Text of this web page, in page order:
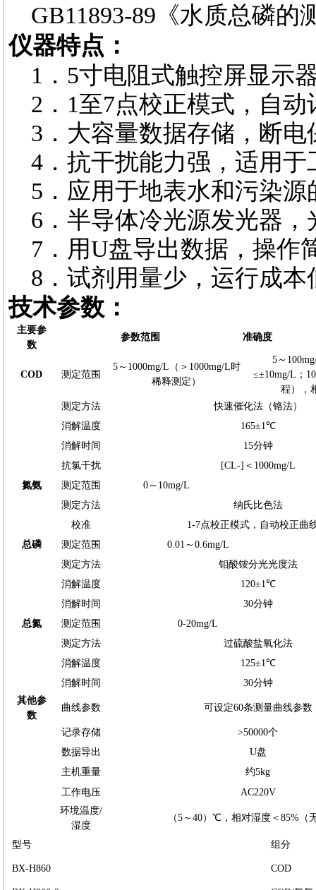
GB11893-89《水质总磷
仪器特点：
1．5寸电阻式触控屏显示
2．1至7点校正模式，自
3．大容量数据存储，断
4．抗干扰能力强，适用于
5．应用于地表水和污染源
6．半导体冷光源发光器
7．用U盘导出数据，操作
8．试剂用量少，运行成
技术参数：
主要参
数
参数范围 准确度
COD 测定范围
5～1000mg/L（＞1000mg/L时
稀释测定）
5～
≤±10mg/L；
程），
测定方法
快速催化法（铬法）
消解温度
165±1℃
消解时间
15分钟
抗氯干扰
[CL-]＜1000mg/L
氮氨
测定范围
0～10mg/L
测定方法
纳氏比色法
校准
1-7点校正模式，自动校正曲
总磷
测定范围
0.01～0.6mg/L
测定方法
钼酸铵分光光度法
消解温度
120±1℃
消解时间
30分钟
总氮
测定范围
0-20mg/L
测定方法
过硫酸盐氧化法
消解温度
125±1℃
消解时间
30分钟
其他参
数
曲线参数 可设定60条测量曲线参数
记录存储
>50000个
数据导出
U盘
主机重量
约5kg
工作电压
AC220V
环境温度/
湿度
（5～40）℃，相对湿度＜85%（
型号 组分
BX-H860 COD